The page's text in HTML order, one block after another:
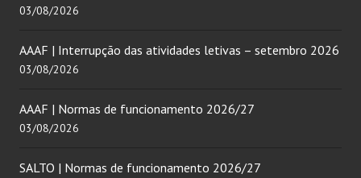
03/08/2026
AAAF | Interrupção das atividades letivas – setembro 2026
03/08/2026
AAAF | Normas de funcionamento 2026/27
03/08/2026
SALTO | Normas de funcionamento 2026/27